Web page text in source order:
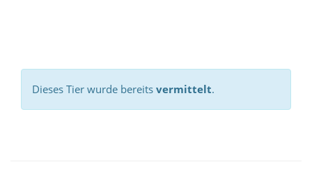
Dieses Tier wurde bereits vermittelt.